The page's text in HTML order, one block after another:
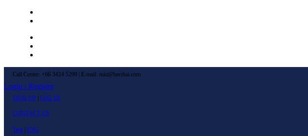
Call Center: +66 3424 5299 | E-mail: mkt@becthai.com
Login / Register
SIGN UP LOG IN
CONTACT US
ไทย ENG